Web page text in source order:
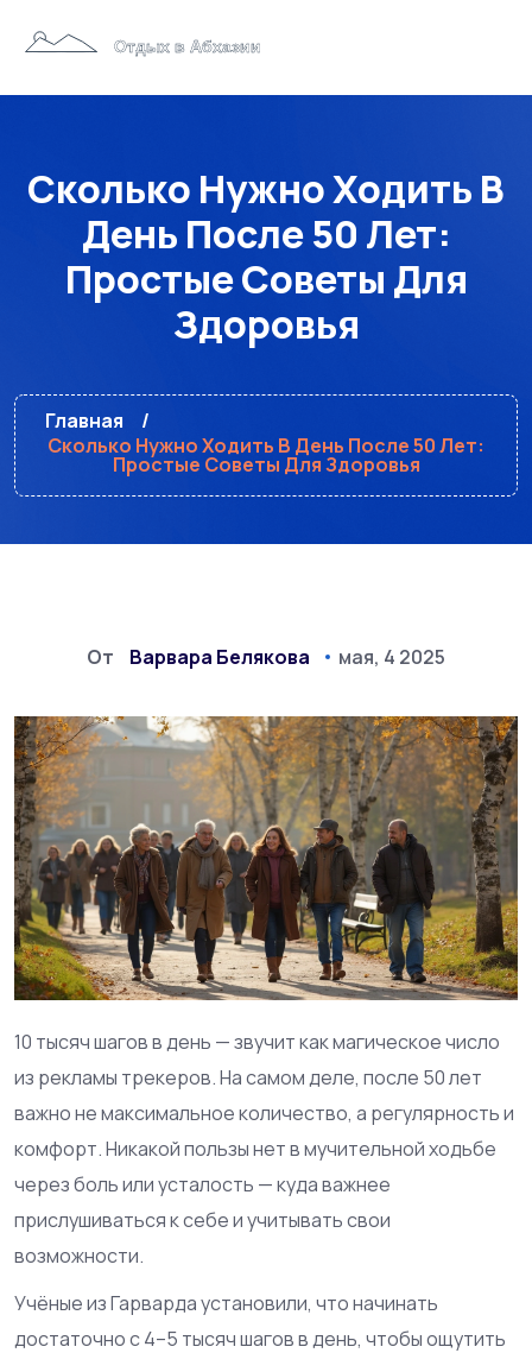
Сколько Нужно Ходить В
День После 50 Лет:
Простые Советы Для
Здоровья
Главная
Сколько Нужно Ходить В День После 50 Лет:
Простые Советы Для Здоровья
От Варвара Белякова мая, 4 2025
10 тысяч шагов в день — звучит как магическое число
из рекламы трекеров. На самом деле, после 50 лет
важно не максимальное количество, а регулярность и
комфорт. Никакой пользы нет в мучительной ходьбе
через боль или усталость — куда важнее
прислушиваться к себе и учитывать свои
возможности.
Учёные из Гарварда установили, что начинать
достаточно с 4–5 тысяч шагов в день, чтобы ощутить